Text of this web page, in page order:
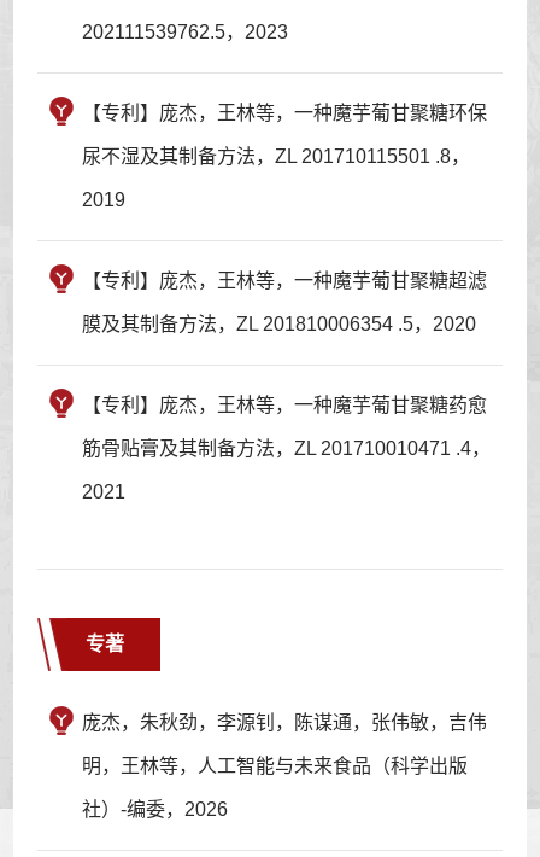
202111539762.5，2023
【专利】庞杰，王林等，一种魔芋葡甘聚糖环保
尿不湿及其制备方法，ZL 201710115501 .8，
2019
【专利】庞杰，王林等，一种魔芋葡甘聚糖超滤
膜及其制备方法，ZL 201810006354 .5，2020
【专利】庞杰，王林等，一种魔芋葡甘聚糖药愈
筋骨贴膏及其制备方法，ZL 201710010471 .4，
2021
专著
庞杰，朱秋劲，李源钊，陈谋通，张伟敏，吉伟
明，王林等，人工智能与未来食品（科学出版
社）-编委，2026